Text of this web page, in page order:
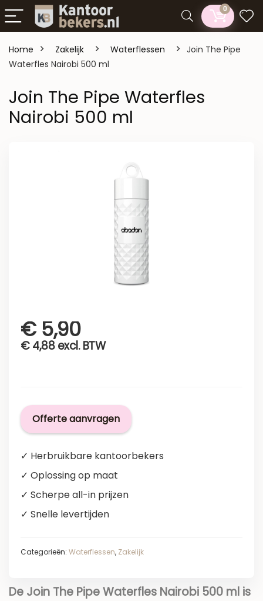
0
Home Zakelijk Waterflessen
Join The Pipe
Waterfles Nairobi 500 ml
Join The Pipe Waterfles
Nairobi 500 ml
€5,90
€4,88 excl. BTW
Offerte aanvragen
✓ Herbruikbare kantoorbekers
✓ Oplossing op maat
✓ Scherpe all-in prijzen
✓ Snelle levertijden
Categorieën: Waterflessen, Zakelijk
De Join The Pipe Waterfles Nairobi 500 ml is